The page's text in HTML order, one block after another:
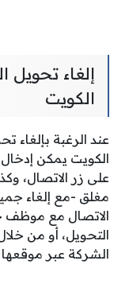
الكويت
على زر الاتصال،
مغلق -مع إلغاء
الاتصال مع موظف
التحويل، أو من
الشركة عبر